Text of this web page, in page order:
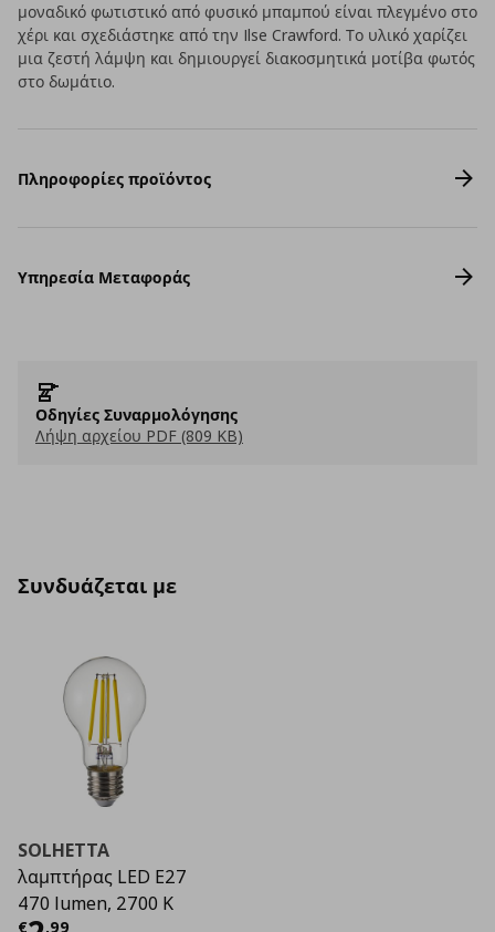
μοναδικό φωτιστικό από φυσικό μπαμπού είναι πλεγμένο στο
χέρι και σχεδιάστηκε από την Ilse Crawford. Το υλικό χαρίζει
μια ζεστή λάμψη και δημιουργεί διακοσμητικά μοτίβα φωτός
στο δωμάτιο.
Πληροφορίες προϊόντος
Υπηρεσία Μεταφοράς
Οδηγίες Συναρμολόγησης
Λήψη αρχείου PDF (809 KB)
Συνδυάζεται με
SOLHETTA
λαμπτήρας LED E27
470 lumen, 2700 K
€ ,99